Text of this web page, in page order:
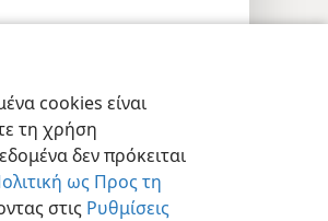
cookies είναι
τη χρήση
δεν πρόκειται
ως Προς τη
στις Ρυθμίσεις
Σύνδεση